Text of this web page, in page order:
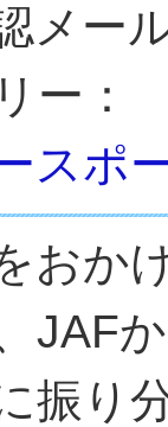
メー
ー：
スポ
おか
JAF
振り